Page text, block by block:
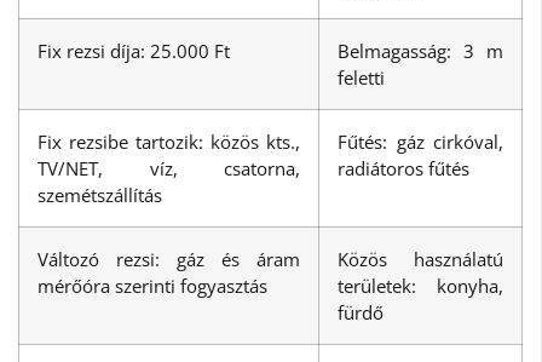
Fix rezsi díja: 25.000 Ft
Belmagasság: 3 m
feletti
Fix rezsibe tartozik: közös kts.,
TV/NET, víz, csatorna,
szemétszállítás
Fűtés: gáz cirkóval,
radiátoros fűtés
Változó rezsi: gáz és áram
mérőóra szerinti fogyasztás
Közös használatú
területek: konyha,
fürdő